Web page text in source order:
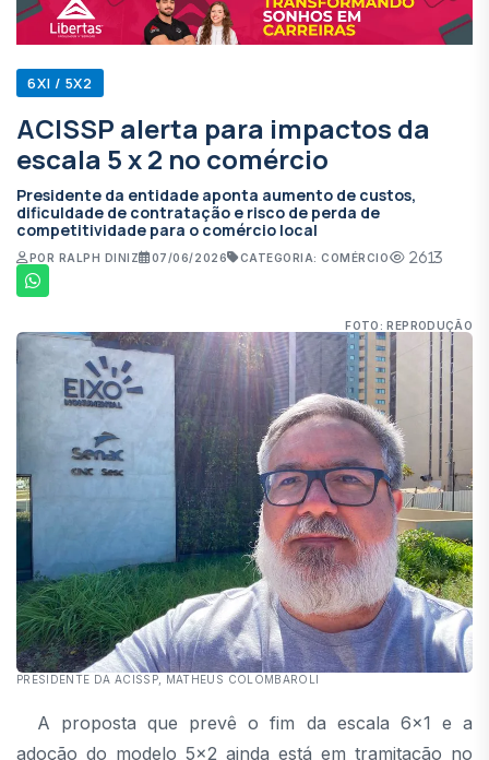
6XI / 5X2
ACISSP alerta para impactos da
escala 5 x 2 no comércio
Presidente da entidade aponta aumento de custos,
dificuldade de contratação e risco de perda de
competitividade para o comércio local
POR RALPH DINIZ 07/06/2026 CATEGORIA: COMÉRCIO 2613
FOTO: REPRODUÇÃO
PRESIDENTE DA ACISSP, MATHEUS COLOMBAROLI
A proposta que prevê o fim da escala 6x1 e a
adoção do modelo 5x2 ainda está em tramitação no